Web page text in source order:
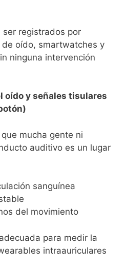
ser registrados por
oído, smartwatches y
ninguna intervención
oído y señales tisulares
mucha gente ni
auditivo es un lugar
sanguínea
del movimiento
para medir la
intraauriculares